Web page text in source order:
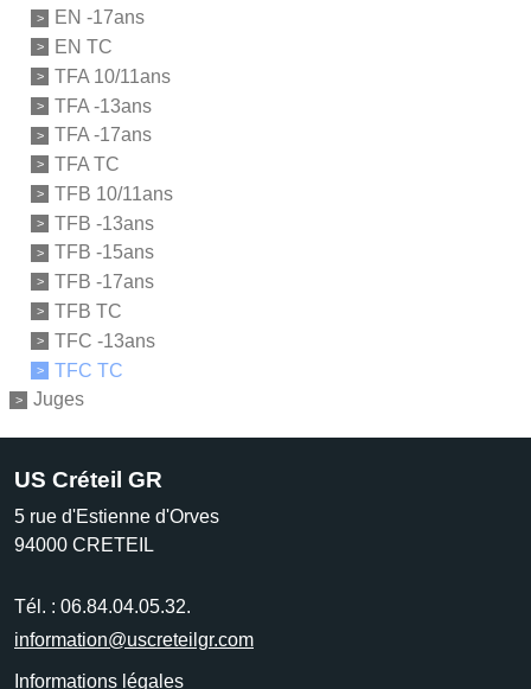
EN -17ans
EN TC
TFA 10/11ans
TFA -13ans
TFA -17ans
TFA TC
TFB 10/11ans
TFB -13ans
TFB -15ans
TFB -17ans
TFB TC
TFC -13ans
TFC TC
Juges
US Créteil GR
5 rue d'Estienne d'Orves
94000 CRETEIL
Tél. : 06.84.04.05.32.
information@uscreteilgr.com
Informations légales